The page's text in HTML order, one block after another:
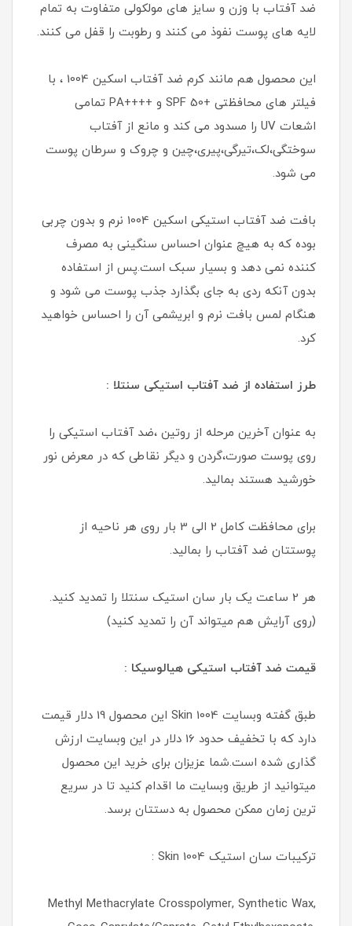
ضد آفتاب با وزن و سایز های مولکولی متفاوت به تمام
لایه های پوست نفوذ می کنند و رطوبت را قفل می کنند.
این محصول هم مانند کرم ضد آفتاب اسکین 1004 ، با
فیلتر های محافظتی +SPF 50 و ++++PA تمامی
اشعات UV را مسدود می کند و مانع از آفتاب
سوختگی،لک،تیرگی،پیری،چین و چروک و سرطان پوست
می شود.
بافت ضد آفتاب استیکی اسکین 1004 نرم و بدون چربی
بوده که به هیچ عنوان احساس سنگینی به مصرف
کننده نمی دهد و بسیار سبک است.پس از استفاده
بدون آنکه ردی به جای بگذارد جذب پوست می شود و
هنگام لمس بافت نرم و ابریشمی آن را احساس خواهید
کرد.
طرز استفاده از ضد آفتاب استیکی سنتلا :
به عنوان آخرین مرحله از روتین ،ضد آفتاب استیکی را
روی پوست صورت،گردن و دیگر نقاطی که در معرض نور
خورشید هستند بمالید.
برای محافظت کامل 2 الی 3 بار روی هر ناحیه از
پوستتان ضد آفتاب را بمالید.
هر 2 ساعت یک بار سان استیک سنتلا را تمدید کنید.
(روی آرایش هم میتواند آن را تمدید کنید)
قیمت ضد آفتاب استیکی هیالوسیکا :
طبق گفته وبسایت 1004 Skin این محصول 19 دلار قیمت
دارد که با تخفیف حدود 16 دلار در این وبسایت ارزش
گذاری شده است.شما عزیزان برای خرید این محصول
میتوانید از طریق وبسایت ما اقدام کنید تا در سریع
ترین زمان ممکن محصول به دستتان برسد.
ترکیبات سان استیک 1004 Skin :
Methyl Methacrylate Crosspolymer, Synthetic Wax,